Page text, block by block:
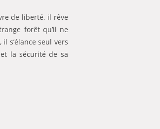
de liberté, il rêve
forêt qu’il ne
s’élance seul vers
la sécurité de sa